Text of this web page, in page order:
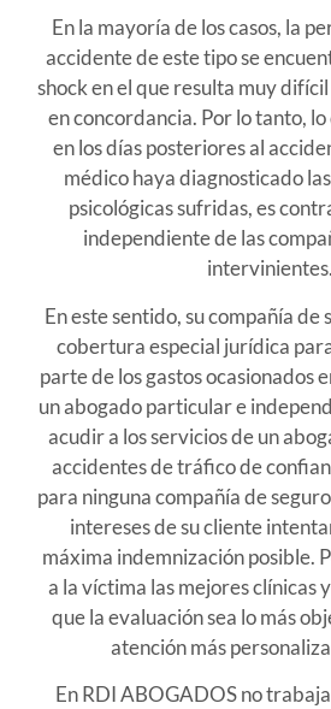
En la mayoría de los casos, la
accidente de este tipo se
shock en el que resulta muy
en concordancia. Por lo tanto,
en los días posteriores al
médico haya diagnosticado
psicológicas sufridas, es
independiente de las
intervinientes.
En este sentido, su compañía de
cobertura especial jurídica
parte de los gastos ocasionados
un abogado particular e
acudir a los servicios de un
accidentes de tráfico de
para ninguna compañía de
intereses de su cliente
máxima indemnización posible.
a la víctima las mejores clínicas
que la evaluación sea lo más
atención más
En RDI ABOGADOS no